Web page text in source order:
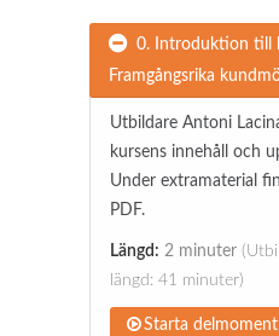
0. Introduktion till
Framgångsrika
Utbildare Antoni
kursens innehåll och
Under extramaterial
PDF.
Längd: 2 minuter
längd: 41 minuter)
Starta delmoment